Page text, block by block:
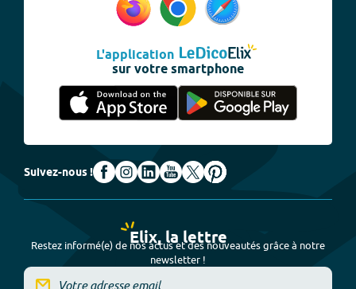
L'application
sur votre smartphone
Suivez-nous !
Elix, la lettre
Restez informé(e) de nos actus et des nouveautés grâce à notre
newsletter !